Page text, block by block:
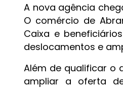
A nova agência
O comércio de
Caixa e
deslocamentos e
Além de qualificar o
ampliar a oferta